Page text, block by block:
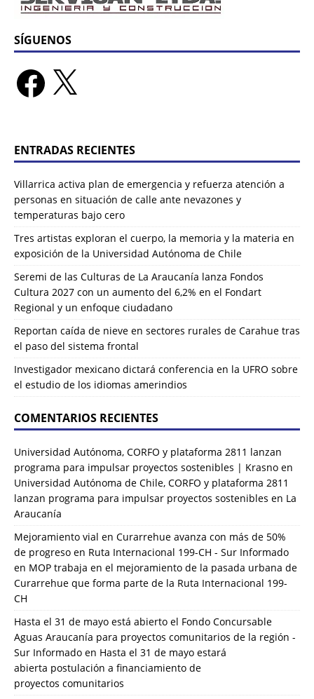
SÍGUENOS
ENTRADAS RECIENTES
Villarrica activa plan de emergencia y refuerza atención a
personas en situación de calle ante nevazones y
temperaturas bajo cero
Tres artistas exploran el cuerpo, la memoria y la materia en
exposición de la Universidad Autónoma de Chile
Seremi de las Culturas de La Araucanía lanza Fondos
Cultura 2027 con un aumento del 6,2% en el Fondart
Regional y un enfoque ciudadano
Reportan caída de nieve en sectores rurales de Carahue tras
el paso del sistema frontal
Investigador mexicano dictará conferencia en la UFRO sobre
el estudio de los idiomas amerindios
COMENTARIOS RECIENTES
Universidad Autónoma, CORFO y plataforma 2811 lanzan
programa para impulsar proyectos sostenibles | Krasno en
Universidad Autónoma de Chile, CORFO y plataforma 2811
lanzan programa para impulsar proyectos sostenibles en La
Araucanía
Mejoramiento vial en Curarrehue avanza con más de 50%
de progreso en Ruta Internacional 199-CH - Sur Informado
en MOP trabaja en el mejoramiento de la pasada urbana de
Curarrehue que forma parte de la Ruta Internacional 199-
CH
Hasta el 31 de mayo está abierto el Fondo Concursable
Aguas Araucanía para proyectos comunitarios de la región -
Sur Informado en Hasta el 31 de mayo estará
abierta postulación a financiamiento de
proyectos comunitarios